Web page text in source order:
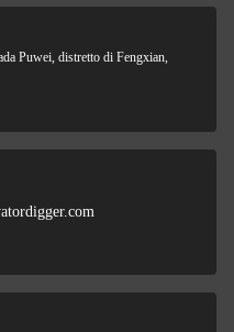
Puwei, distretto di Fengxian,